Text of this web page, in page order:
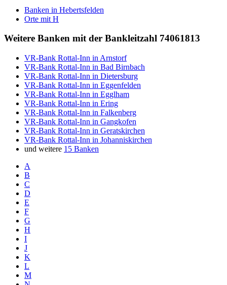
Banken in Hebertsfelden
Orte mit H
Weitere Banken mit der Bankleitzahl 74061813
VR-Bank Rottal-Inn in Arnstorf
VR-Bank Rottal-Inn in Bad Birnbach
VR-Bank Rottal-Inn in Dietersburg
VR-Bank Rottal-Inn in Eggenfelden
VR-Bank Rottal-Inn in Egglham
VR-Bank Rottal-Inn in Ering
VR-Bank Rottal-Inn in Falkenberg
VR-Bank Rottal-Inn in Gangkofen
VR-Bank Rottal-Inn in Geratskirchen
VR-Bank Rottal-Inn in Johanniskirchen
und weitere 15 Banken
A
B
C
D
E
F
G
H
I
J
K
L
M